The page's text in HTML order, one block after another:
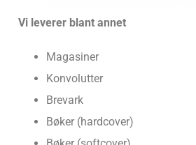
Vi leverer blant annet
Magasiner
Konvolutter
Brevark
Bøker (hardcover)